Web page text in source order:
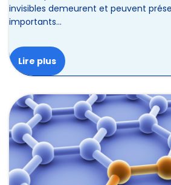
invisibles demeurent et peuvent
importants…
Lire plus